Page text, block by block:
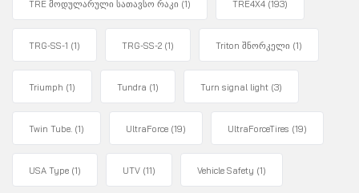
TRE მოდულარული სათავსო რაკი (1) TRE4X4 (193)
TRG-SS-1 (1) TRG-SS-2 (1) Triton შნორკელი (1)
Triumph (1) Tundra (1) Turn signal light (3)
Twin Tube. (1) UltraForce (19) UltraForceTires (19)
USA Type (1) UTV (11) Vehicle Safety (1)